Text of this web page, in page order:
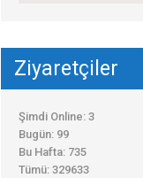
Ziyaretçiler
Şimdi Online: 3
Bugün: 99
Bu Hafta: 735
Tümü: 329633